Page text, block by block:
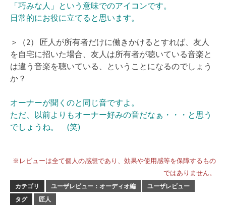
「巧みな人」という意味でのアイコンです。
日常的にお役に立てると思います。
＞（2） 匠人が所有者だけに働きかけるとすれば、友人
を自宅に招いた場合、友人は所有者が聴いている音楽と
は違う音楽を聴いている、ということになるのでしょう
か？
オーナーが聞くのと同じ音ですよ。
ただ、以前よりもオーナー好みの音だなぁ・・・と思う
でしょうね。 (笑)
※レビューは全て個人の感想であり、効果や使用感等を保障するもの
ではありません。
カテゴリ ユーザレビュー：オーディオ編
ユーザレビュー
タグ
匠人